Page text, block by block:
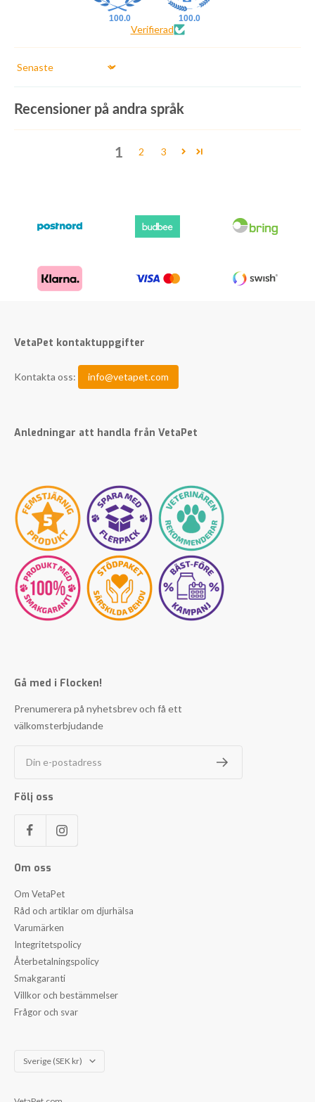
100.0 100.0
Verifierad
Sort by
Recensioner på andra språk
1 2 3
VetaPet kontaktuppgifter
Kontakta oss: info@vetapet.com
Anledningar att handla från VetaPet
Gå med i Flocken!
Prenumerera på nyhetsbrev och få ett
välkomsterbjudande
Din e-postadress
Följ oss
Om oss
Om VetaPet
Råd och artiklar om djurhälsa
Varumärken
Integritetspolicy
Återbetalningspolicy
Smakgaranti
Villkor och bestämmelser
Frågor och svar
Land/Region Sverige (SEK kr)